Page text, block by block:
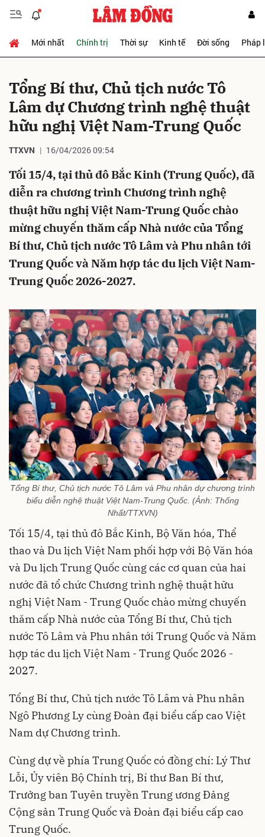
Mới nhất Chính trị Thời sự Kinh tế Đời sống Pháp
Tổng Bí thư, Chủ tịch nước Tô
Lâm dự Chương trình nghệ thuật
hữu nghị Việt Nam-Trung Quốc
TTXVN 16/04/2026 09:54
Tối 15/4, tại thủ đô Bắc Kinh (Trung Quốc), đã
diễn ra chương trình Chương trình nghệ
thuật hữu nghị Việt Nam-Trung Quốc chào
mừng chuyến thăm cấp Nhà nước của Tổng
Bí thư, Chủ tịch nước Tô Lâm và Phu nhân tới
Trung Quốc và Năm hợp tác du lịch Việt Nam-
Trung Quốc 2026-2027.
Tổng Bí thư, Chủ tịch nước Tô Lâm và Phu nhân dự chương trình
biểu diễn nghệ thuật Việt Nam-Trung Quốc. (Ảnh: Thống
Nhất/TTXVN)
Tối 15/4, tại thủ đô Bắc Kinh, Bộ Văn hóa, Thể
thao và Du lịch Việt Nam phối hợp với Bộ Văn hóa
và Du lịch Trung Quốc cùng các cơ quan của hai
nước đã tổ chức Chương trình nghệ thuật hữu
nghị Việt Nam - Trung Quốc chào mừng chuyến
thăm cấp Nhà nước của Tổng Bí thư, Chủ tịch
nước Tô Lâm và Phu nhân tới Trung Quốc và Năm
hợp tác du lịch Việt Nam - Trung Quốc 2026 -
2027.
Tổng Bí thư, Chủ tịch nước Tô Lâm và Phu nhân
Ngô Phương Ly cùng Đoàn đại biểu cấp cao Việt
Nam dự Chương trình.
Cùng dự về phía Trung Quốc có đồng chí: Lý Thư
Lỗi, Ủy viên Bộ Chính trị, Bí thư Ban Bí thư,
Trưởng ban Tuyên truyền Trung ương Đảng
Cộng sản Trung Quốc và Đoàn đại biểu cấp cao
Trung Quốc.
Gửi bình luận
Hủy Gửi